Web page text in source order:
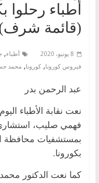
أطباء رحلوا
(قائمة
8 يونيو، 2020 أطباء,
فيروس كورونا, كورونا, محمد
عبد الرحمن بدر
نعت نقابة الأطباء
فهمي صليب، استشاري
بمستشفيات محافظة
بكورونا.
كما نعت الدكتور